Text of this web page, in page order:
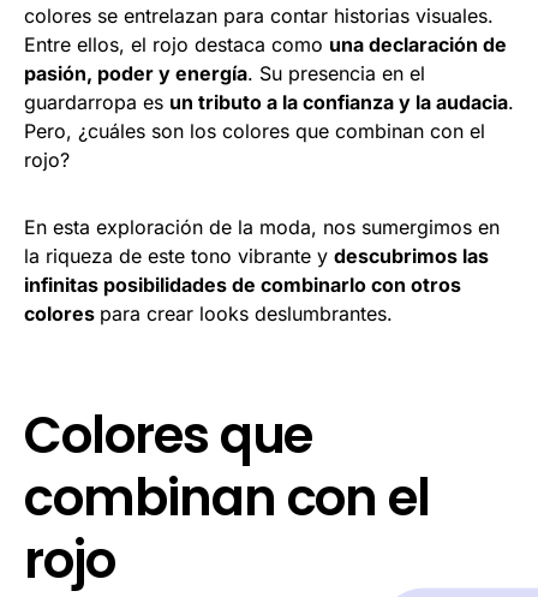
colores se entrelazan para contar historias visuales.
Entre ellos, el rojo destaca como una declaración de
pasión, poder y energía. Su presencia en el
guardarropa es un tributo a la confianza y la audacia.
Pero, ¿cuáles son los colores que combinan con el
rojo?
En esta exploración de la moda, nos sumergimos en
la riqueza de este tono vibrante y descubrimos las
infinitas posibilidades de combinarlo con otros
colores para crear looks deslumbrantes.
Colores que
combinan con el
rojo